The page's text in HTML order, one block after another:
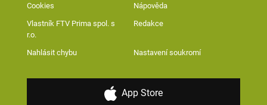
Cookies Nápověda
Vlastník FTV Prima spol. s
r.o.
Redakce
Nahlásit chybu Nastavení soukromí
App Store